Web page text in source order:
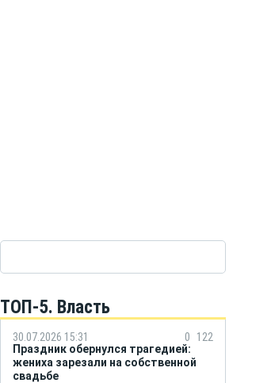
ТОП-5. Власть
30.07.2026 15:31 0
122
Праздник обернулся трагедией:
жениха зарезали на собственной
свадьбе